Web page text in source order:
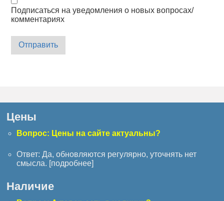
Подписаться на уведомления о новых вопросах/
комментариях
Отправить
Цены
Вопрос: Цены на сайте актуальны?
Ответ: Да, обновляются регулярно, уточнять нет
смысла. [подробнее]
Наличие